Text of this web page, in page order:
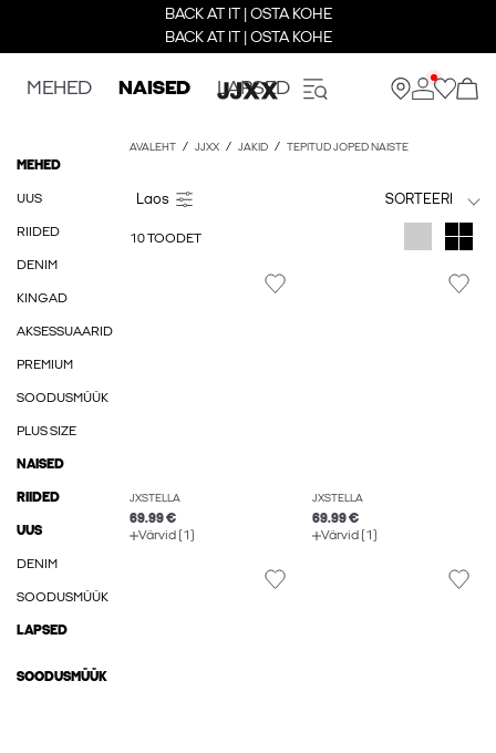
BACK AT IT | OSTA KOHE
BACK AT IT | OSTA KOHE
MEHED NAISED LAPSED
MEHED
UUS
RIIDED
DENIM
KINGAD
AKSESSUAARID
PREMIUM
SOODUSMÜÜK
PLUS SIZE
NAISED
RIIDED
UUS
DENIM
SOODUSMÜÜK
LAPSED
SOODUSMÜÜK
AVALEHT JJXX JAKID TEPITUD JOPED NAISTE
SORTEERI
10 TOODET
JXSTELLA
69.99 €
Värvid (1)
JXSTELLA
69.99 €
Värvid (1)